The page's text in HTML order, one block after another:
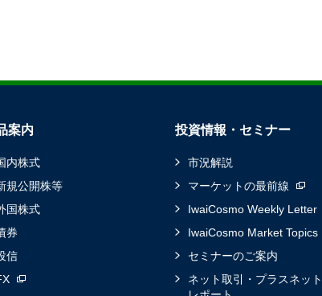
案内
内株式
規公開株等
国株式
券
信
投資情報・セミナー
市況解説
マーケットの最前線
IwaiCosmo Weekly Letter
IwaiCosmo Market Topics
セミナーのご案内
ネット取引・プラスネッ